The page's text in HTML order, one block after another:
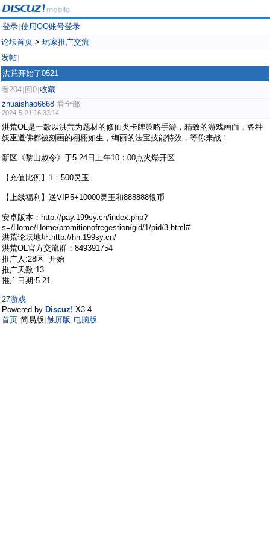
登录 使用QQ账号登录
论坛首页 > 玩家推广交流
发帖
洪荒开始了0521
看204 回0 收藏
zhuaishao6668 看全部
2024-5-21 16:33:14
洪荒OL是一款以洪荒为题材的修仙类卡牌策略手游，精致的游戏画面，各种
妖巫道佛都被刻画的栩栩如生，绚丽的法宝技能特效，等你来战！
新区《黎山敕令》于5.24日上午10：00点火爆开区
【充值比例】1：500灵玉
【上线福利】送VIP5+10000灵玉和888888银币
安卓版本：http://pay.199sy.cn/index.php?
s=/Home/Home/promitionofregestion/gid/1/pid/3.html#
洪荒论坛地址:http://hh.199sy.cn/
洪荒OL官方交流群：849391754
推广人:28区 开始
推广天数:13
推广日期:5.21
27游戏
Powered by Discuz! X3.4
首页 简易版 触屏版 电脑版